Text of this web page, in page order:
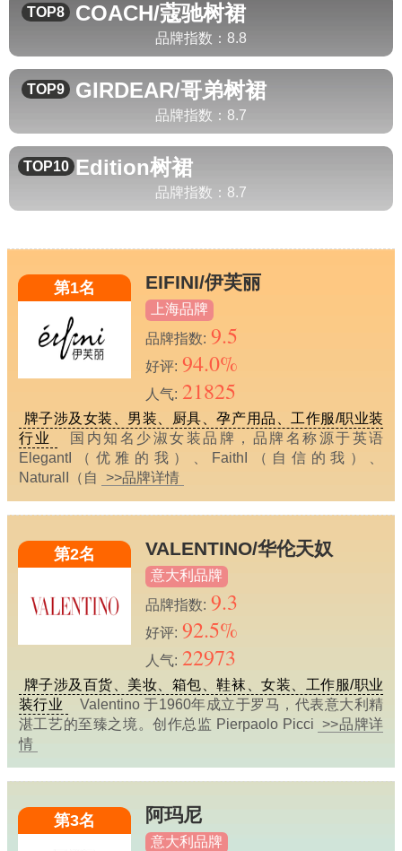
TOP8 COACH/蔻驰树裙
品牌指数： 8.8
TOP9 GIRDEAR/哥弟树裙
品牌指数： 8.7
TOP10 Edition树裙
品牌指数： 8.7
第1名 EIFINI/伊芙丽
上海品牌
品牌指数: 9.5
好评: 94.0%
人气: 21825
牌子涉及女装、男装、厨具、孕产用品、工作服/职业装
行业
国内知名少淑女装品牌，品牌名称源于英语
ElegantI（优雅的我）、FaithI（自信的我）、
NaturalI（自
>>品牌详情
第2名 VALENTINO/华伦天奴
意大利品牌
品牌指数: 9.3
好评: 92.5%
人气: 22973
牌子涉及百货、美妆、箱包、鞋袜、女装、工作服/职业
装行业
Valentino 于1960年成立于罗马，代表意大利精
湛工艺的至臻之境。创作总监 Pierpaolo Picci
>>品牌详
情
第3名 阿玛尼
意大利品牌